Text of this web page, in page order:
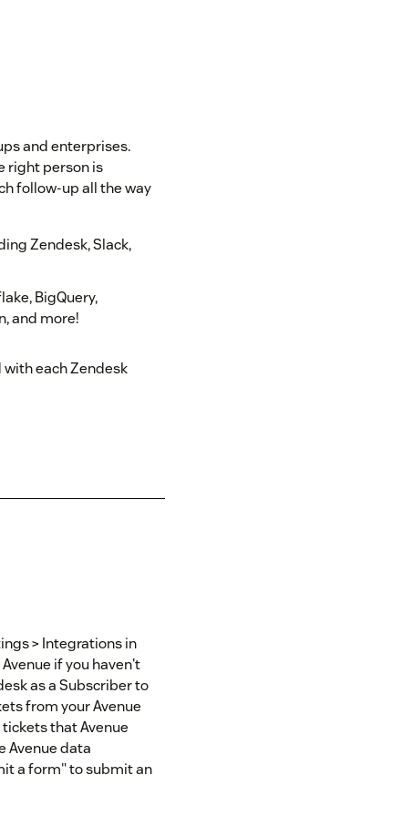
and enterprises.
right person is
follow-up all the way
Zendesk, Slack,
BigQuery,
and more!
each Zendesk
> Integrations in
if you haven't
as a Subscriber to
from your Avenue
tickets that Avenue
Avenue data
a form" to submit an